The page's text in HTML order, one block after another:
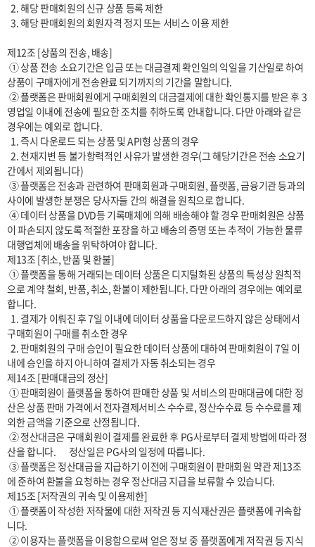
  2. 해당 판매회원의 신규 상품 등록 제한
  3. 해당 판매회원의 회원자격 정지 또는 서비스 이용 제한
제12조 [상품의 전송, 배송]
상품이 구매자에게 전송완료 되기까지의 기간을 말합니다.
영업일 이내에 전송에 필요한 조치를 취하도록 안내합니다. 다만 아래와 같은
경우에는 예외로 합니다.
  2. 천재지변 등 불가항력적인 사유가 발생한 경우(그 해당기간은 전송 소요기
간에서 제외됩니다)
사이에 발생한 분쟁은 당사자들 간의 해결을 원칙으로 합니다.
이 파손되지 않도록 적절한 포장을 하고 배송의 증명 또는 추적이 가능한 물류
대행업체에 배송을 위탁하여야 합니다.
제13조 [취소, 반품 및 환불]
으로 계약 철회, 반품, 취소, 환불이 제한됩니다. 다만 아래의 경우에는 예외로
합니다.
구매회원이 구매를 취소한 경우
  2. 판매회원의 구매 승인이 필요한 데이터 상품에 대하여 판매회원이 7일 이
내에 승인을 하지 아니하여 결제가 자동 취소되는 경우
제14조 [판매대금의 정산]
산은 상품 판매 가격에서 전자결제서비스 수수료, 정산수수료 등 수수료를 제
외한 금액을 기준으로 산정됩니다.
산을 합니다.       정산일은 PG사의 일정에 따릅니다.
에 준하여 환불을 요청하는 경우 정산대금 지급을 보류할 수 있습니다.
제15조 [저작권의 귀속 및 이용제한]
니다.